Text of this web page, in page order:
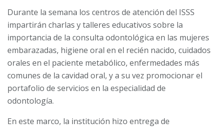
Durante la semana los centros de atención del ISSS
impartirán charlas y talleres educativos sobre la
importancia de la consulta odontológica en las mujeres
embarazadas, higiene oral en el recién nacido, cuidados
orales en el paciente metabólico, enfermedades más
comunes de la cavidad oral, y a su vez promocionar el
portafolio de servicios en la especialidad de
odontología.
En este marco, la institución hizo entrega de